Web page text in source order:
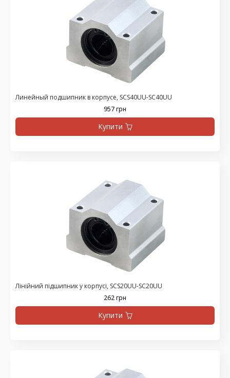
Линейный подшипник в корпусе, SCS40UU-SC40UU
957 грн
Купити
Лінійний підшипник у корпусі, SCS20UU-SC20UU
262 грн
Купити